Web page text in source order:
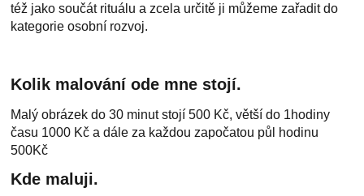
též jako součát rituálu a zcela určitě ji můžeme zařadit do
kategorie osobní rozvoj.
Kolik malování ode mne stojí.
Malý obrázek do 30 minut stojí 500 Kč, větší do 1hodiny
času 1000 Kč a dále za každou započatou půl hodinu
500Kč
Kde maluji.